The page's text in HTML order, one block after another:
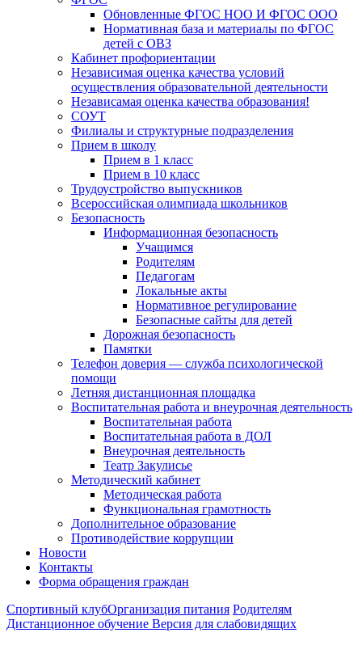
Обновленные ФГОС НОО И ФГОС ООО
Нормативная база и материалы по ФГОС
детей с ОВЗ
Кабинет профориентации
Независимая оценка качества условий
осуществления образовательной деятельности
Независамая оценка качества образования!
СОУТ
Филиалы и структурные подразделения
Прием в школу
Прием в 1 класс
Прием в 10 класс
Трудоустройство выпускников
Всероссийская олимпиада школьников
Безопасность
Информационная безопасность
Учащимся
Родителям
Педагогам
Локальные акты
Нормативное регулирование
Безопасные сайты для детей
Дорожная безопасность
Памятки
Телефон доверия — служба психологической
помощи
Летняя дистанционная площадка
Воспитательная работа и внеурочная деятельность
Воспитательная работа
Воспитательная работа в ДОЛ
Внеурочная деятельность
Театр Закулисье
Методический кабинет
Методическая работа
Функциональная грамотность
Дополнительное образование
Противодействие коррупции
Новости
Контакты
Форма обращения граждан
Спортивный клубОрганизация питания Родителям
Дистанционное обучение Версия для слабовидящих